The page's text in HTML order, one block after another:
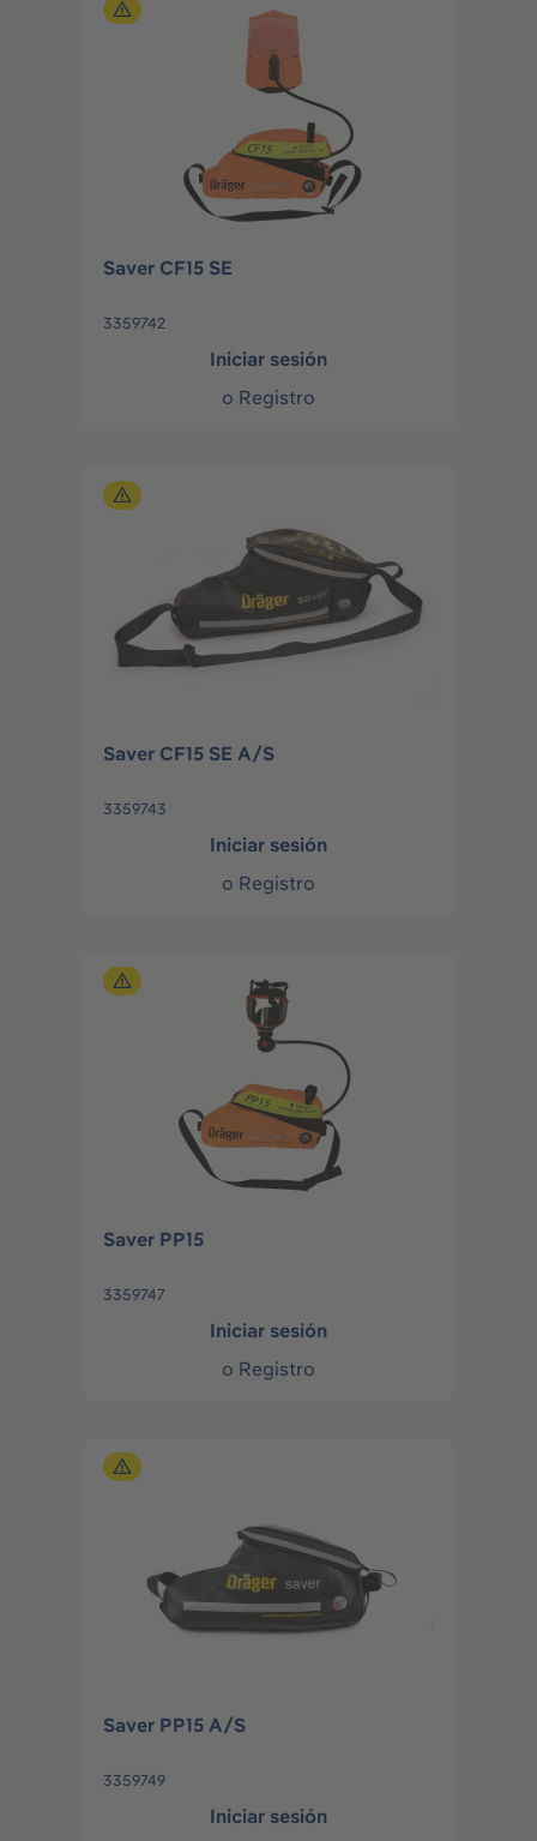
Saver CF15 SE
3359742
Iniciar sesión
o Registro
Saver CF15 SE A/S
3359743
Iniciar sesión
o Registro
Saver PP15
3359747
Iniciar sesión
o Registro
Saver PP15 A/S
3359749
Iniciar sesión